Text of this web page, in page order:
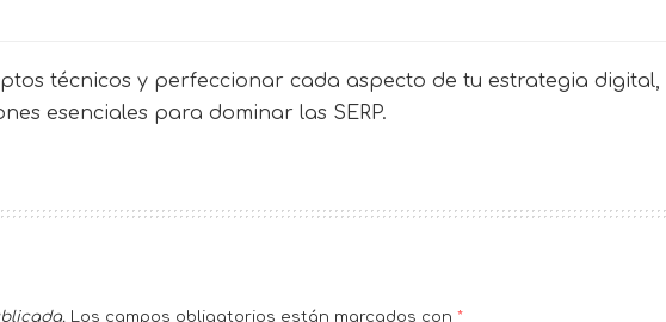
técnicos y perfeccionar cada aspecto de tu estrategia
esenciales para dominar las SERP.
Los campos obligatorios están marcados con *